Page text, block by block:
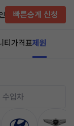
빠른승계 신청
티 가격표제원
수입차